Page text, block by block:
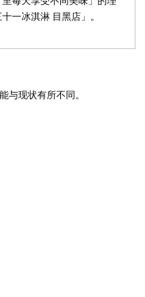
一冰淇淋 目黑店」。
与现状有所不同。